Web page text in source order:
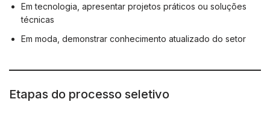
Em tecnologia, apresentar projetos práticos ou soluções
técnicas
Em moda, demonstrar conhecimento atualizado do setor
Etapas do processo seletivo